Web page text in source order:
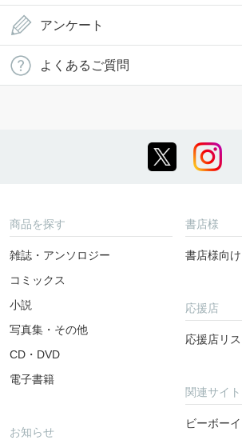
アンケート
よくあるご質問
商品を探す
雑誌・アンソロジー
コミックス
小説
写真集・その他
CD・DVD
電子書籍
お知らせ
書店様
書店様向け
応援店
応援店リス
関連サイト
ビーボー